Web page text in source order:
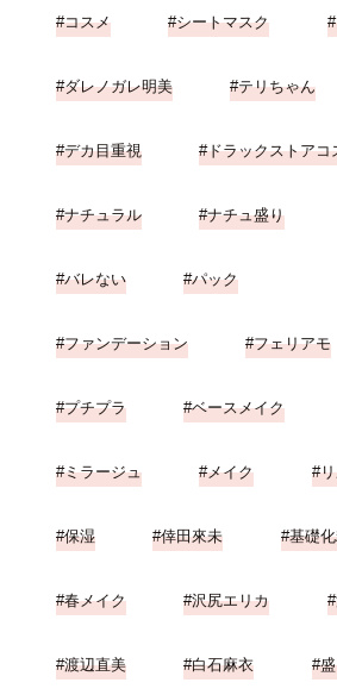
コスメ シートマスク
ダレノガレ明美 テリちゃん
デカ目重視 ドラックストアコ
ナチュラル ナチュ盛り
バレない パック
ファンデーション フェリアモ
プチプラ ベースメイク
ミラージュ メイク
保湿 倖田來未 基礎
春メイク 沢尻エリカ
渡辺直美 白石麻衣